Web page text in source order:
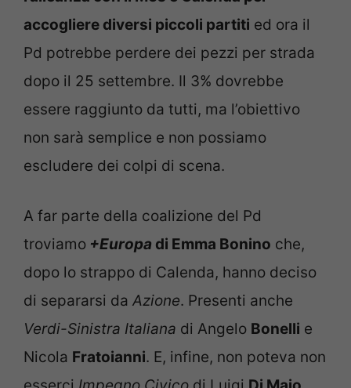
accogliere diversi piccoli partiti ed ora il
Pd potrebbe perdere dei pezzi per strada
dopo il 25 settembre. Il 3% dovrebbe
essere raggiunto da tutti, ma l’obiettivo
non sarà semplice e non possiamo
escludere dei colpi di scena.
A far parte della coalizione del Pd
troviamo +Europa di Emma Bonino che,
dopo lo strappo di Calenda, hanno deciso
di separarsi da Azione. Presenti anche
Verdi-Sinistra Italiana di Angelo Bonelli e
Nicola Fratoianni. E, infine, non poteva non